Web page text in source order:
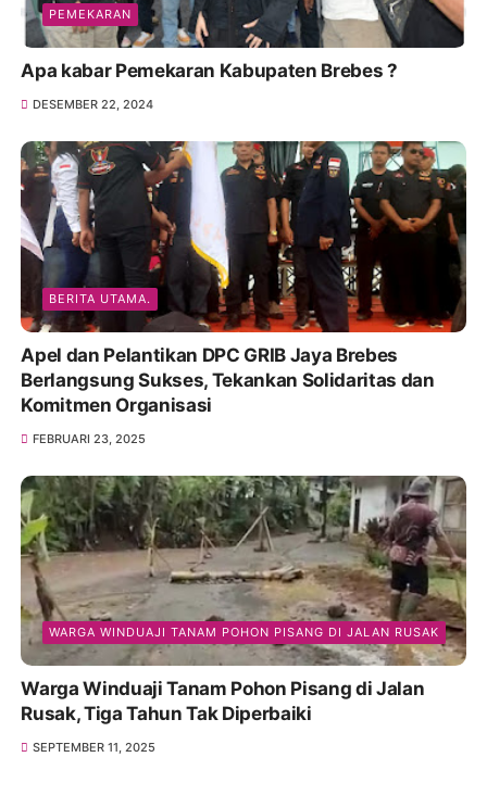
PEMEKARAN
Apa kabar Pemekaran Kabupaten Brebes ?
DESEMBER 22, 2024
BERITA UTAMA.
Apel dan Pelantikan DPC GRIB Jaya Brebes
Berlangsung Sukses, Tekankan Solidaritas dan
Komitmen Organisasi
FEBRUARI 23, 2025
WARGA WINDUAJI TANAM POHON PISANG DI JALAN RUSAK
Warga Winduaji Tanam Pohon Pisang di Jalan
Rusak, Tiga Tahun Tak Diperbaiki
SEPTEMBER 11, 2025